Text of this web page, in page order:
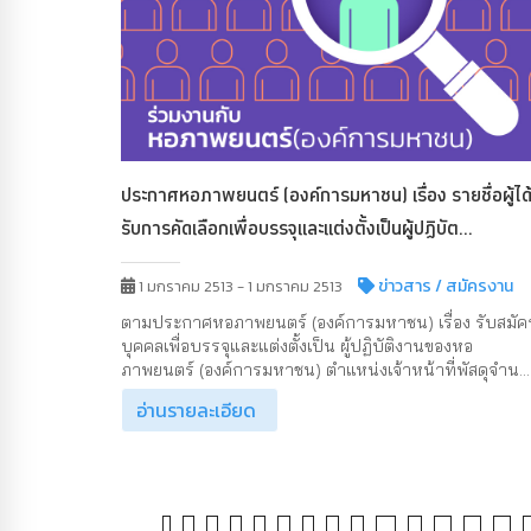
ประกาศหอภาพยนตร์ (องค์การมหาชน) เรื่อง รายชื่อผู้ได้
รับการคัดเลือกเพื่อบรรจุและแต่งตั้งเป็นผู้ปฏิบัต...
1 มกราคม 2513 - 1 มกราคม 2513 ข่าวสาร/ สมัครงาน
ตามประกาศหอภาพยนตร์ (องค์การมหาชน) เรื่อง รับสมัค
บุคคลเพื่อบรรจุและแต่งตั้งเป็น ผู้ปฏิบัติงานของหอ
ภาพยนตร์ (องค์การมหาชน) ตำแหน่งเจ้าหน้าที่พัสดุจำน...
อ่านรายละเอียด